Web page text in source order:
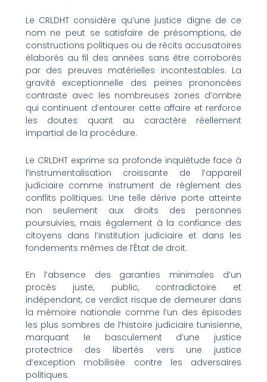
Le CRLDHT considère qu’une justice digne de ce
nom ne peut se satisfaire de présomptions, de
constructions politiques ou de récits accusatoires
élaborés au fil des années sans être corroborés
par des preuves matérielles incontestables. La
gravité exceptionnelle des peines prononcées
contraste avec les nombreuses zones d’ombre
qui continuent d’entourer cette affaire et renforce
les doutes quant au caractère réellement
impartial de la procédure.
Le CRLDHT exprime sa profonde inquiétude face à
l’instrumentalisation croissante de l’appareil
judiciaire comme instrument de règlement des
conflits politiques. Une telle dérive porte atteinte
non seulement aux droits des personnes
poursuivies, mais également à la confiance des
citoyens dans l’institution judiciaire et dans les
fondements mêmes de l’État de droit.
En l’absence des garanties minimales d’un
procès juste, public, contradictoire et
indépendant, ce verdict risque de demeurer dans
la mémoire nationale comme l’un des épisodes
les plus sombres de l’histoire judiciaire tunisienne,
marquant le basculement d’une justice
protectrice des libertés vers une justice
d’exception mobilisée contre les adversaires
politiques.